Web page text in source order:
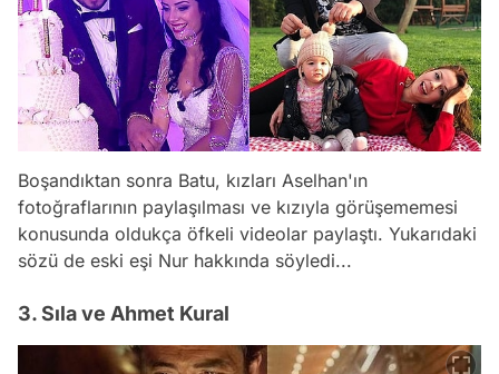
Boşandıktan sonra Batu, kızları Aselhan'ın
fotoğraflarının paylaşılması ve kızıyla görüşememesi
konusunda oldukça öfkeli videolar paylaştı. Yukarıdaki
sözü de eski eşi Nur hakkında söyledi...
3. Sıla ve Ahmet Kural